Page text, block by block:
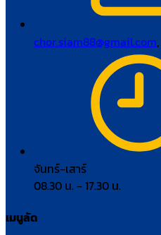
chor.siam88@gmail.com,
จันทร์–เสาร์
08.30 น. – 17.30 น.
เมนูลัด